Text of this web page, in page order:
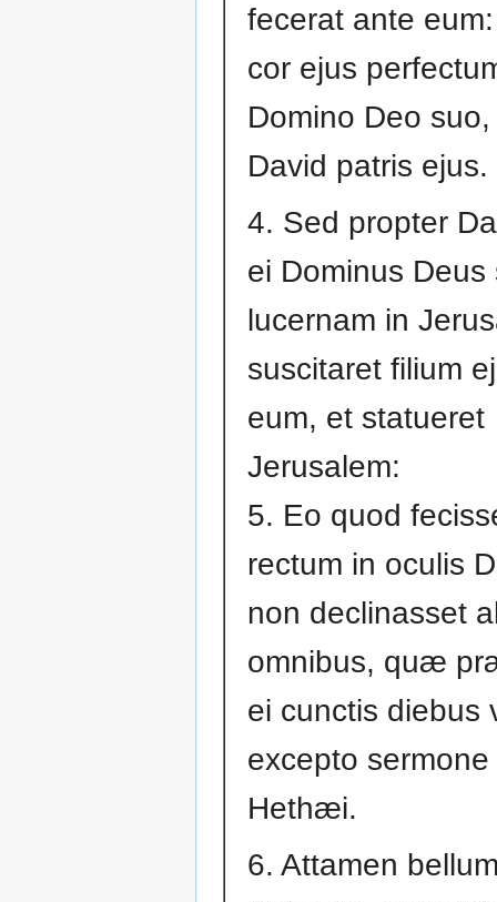
fecerat ante
cor ejus
Domino Deo
David patris ejus.
4. Sed propter
ei Dominus Deus
lucernam in
suscitaret filium
eum, et statueret
Jerusalem:
5. Eo quod
rectum in oculis
non declinasset
omnibus, quæ
ei cunctis
excepto
Hethæi.
6. Attamen